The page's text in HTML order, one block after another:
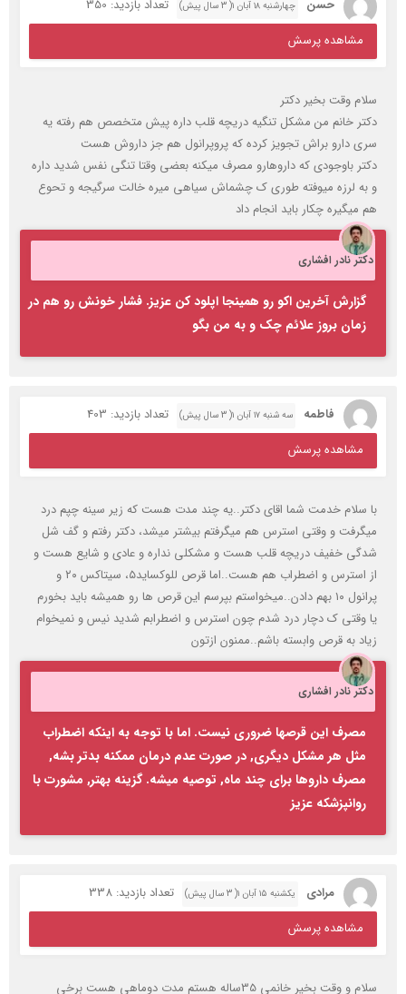
حسن چهارشنبه ۱۸ آبان ۱( 3 سال پیش)
تعداد بازدید: 350
مشاهده پرسش
سلام وقت بخیر دکتر
دکتر خانم من مشکل تنگیه دریچه قلب داره پیش متخصص هم رفته یه
سری دارو براش تجویز کرده که پروپرانول هم جز داروش هست
دکتر باوجودی که داروهارو مصرف میکنه بعضی وقتا تنگی نفس شدید داره
و به لرزه میوفته طوری ک چشماش سیاهی میره خالت سرگیجه و تحوع
هم میگیره چکار باید انجام داد
دکتر نادر افشاری
گزارش آخرین اکو رو همینجا اپلود کن عزیز. فشار خونش رو هم در
زمان بروز علائم چک و به من بگو
فاطمه سه شنبه ۱۷ آبان ۱( 3 سال پیش)
تعداد بازدید: 403
مشاهده پرسش
با سلام خدمت شما اقای دکتر..یه چند مدت هست که زیر سینه چپم درد
میگرفت و وقتی استرس هم میگرفتم بیشتر میشد، دکتر رفتم و گف شل
شدگی خفیف دریچه قلب هست و مشکلی نداره و عادی و شایع هست و
از استرس و اضطراب هم هست..اما قرص للوکساید۵، سیتاکس ۲۰ و
پرانول ۱۰ بهم دادن..میخواستم بپرسم این قرص ها رو همیشه باید بخورم
یا وقتی ک دچار درد شدم چون استرس و اضطرابم شدید نیس و نمیخوام
زیاد به قرص وابسته باشم..ممنون ازتون
دکتر نادر افشاری
مصرف این قرصها ضروری نیست. اما با توجه به اینکه اضطراب
مثل هر مشکل دیگری, در صورت عدم درمان ممکنه بدتر بشه,
مصرف داروها برای چند ماه, توصیه میشه. گزینه بهتر, مشورت با
روانپزشکه عزیز
مرادی یکشنبه ۱۵ آبان ۱( 3 سال پیش)
تعداد بازدید: 338
مشاهده پرسش
سلام و وقت بخیر خانمی 35ساله هستم مدت دوماهی هست برخی